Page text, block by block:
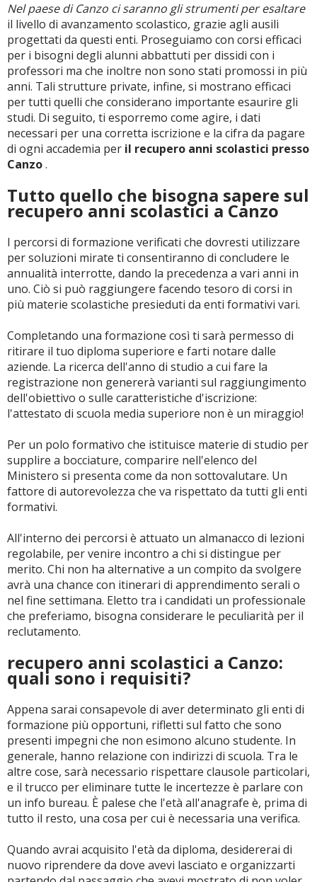
Nel paese di Canzo ci saranno gli strumenti per esaltare
il livello di avanzamento scolastico, grazie agli ausili
progettati da questi enti. Proseguiamo con corsi efficaci
per i bisogni degli alunni abbattuti per dissidi con i
professori ma che inoltre non sono stati promossi in più
anni. Tali strutture private, infine, si mostrano efficaci
per tutti quelli che considerano importante esaurire gli
studi. Di seguito, ti esporremo come agire, i dati
necessari per una corretta iscrizione e la cifra da pagare
di ogni accademia per il recupero anni scolastici presso
Canzo.
Tutto quello che bisogna sapere sul
recupero anni scolastici a Canzo
I percorsi di formazione verificati che dovresti utilizzare
per soluzioni mirate ti consentiranno di concludere le
annualità interrotte, dando la precedenza a vari anni in
uno. Ciò si può raggiungere facendo tesoro di corsi in
più materie scolastiche presieduti da enti formativi vari.
Completando una formazione così ti sarà permesso di
ritirare il tuo diploma superiore e farti notare dalle
aziende. La ricerca dell'anno di studio a cui fare la
registrazione non genererà varianti sul raggiungimento
dell'obiettivo o sulle caratteristiche d'iscrizione:
l'attestato di scuola media superiore non è un miraggio!
Per un polo formativo che istituisce materie di studio per
supplire a bocciature, comparire nell'elenco del
Ministero si presenta come da non sottovalutare. Un
fattore di autorevolezza che va rispettato da tutti gli enti
formativi.
All'interno dei percorsi è attuato un almanacco di lezioni
regolabile, per venire incontro a chi si distingue per
merito. Chi non ha alternative a un compito da svolgere
avrà una chance con itinerari di apprendimento serali o
nel fine settimana. Eletto tra i candidati un professionale
che preferiamo, bisogna considerare le peculiarità per il
reclutamento.
recupero anni scolastici a Canzo:
quali sono i requisiti?
Appena sarai consapevole di aver determinato gli enti di
formazione più opportuni, rifletti sul fatto che sono
presenti impegni che non esimono alcuno studente. In
generale, hanno relazione con indirizzi di scuola. Tra le
altre cose, sarà necessario rispettare clausole particolari,
e il trucco per eliminare tutte le incertezze è parlare con
un info bureau. È palese che l'età all'anagrafe è, prima di
tutto il resto, una cosa per cui è necessaria una verifica.
Quando avrai acquisito l'età da diploma, desidererai di
nuovo riprendere da dove avevi lasciato e organizzarti